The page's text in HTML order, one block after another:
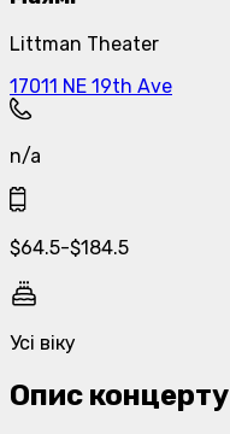
Littman Theater
17011 NE 19th Ave
n/a
$64.5-$184.5
Усі віку
Опис концерту